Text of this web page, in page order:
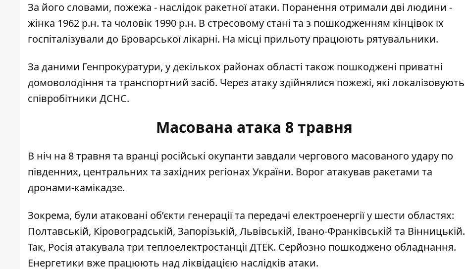
За його словами, пожежа - наслідок ракетної атаки. Поранення отримали дві людини -
жінка 1962 р.н. та чоловік 1990 р.н. В стресовому стані та з пошкодженням кінцівок їх
госпіталізували до Броварської лікарні. На місці прильоту працюють рятувальники.
За даними Генпрокуратури, у декількох районах області також пошкоджені приватні
домоволодіння та транспортний засіб. Через атаку здійнялися пожежі, які локалізовують
співробітники ДСНС.
Масована атака 8 травня
В ніч на 8 травня та вранці російські окупанти завдали чергового масованого удару по
південних, центральних та західних регіонах України. Ворог атакував ракетами та
дронами-камікадзе.
Зокрема, були атаковані об’єкти генерації та передачі електроенергіїу шести областях:
Полтавській, Кіровоградській, Запорізькій, Львівській, Івано-Франківській та Вінницькій.
Так, Росія атакувала три теплоелектростанції ДТЕК. Серйозно пошкоджено обладнання.
Енергетики вже працюють над ліквідацією наслідків атаки.